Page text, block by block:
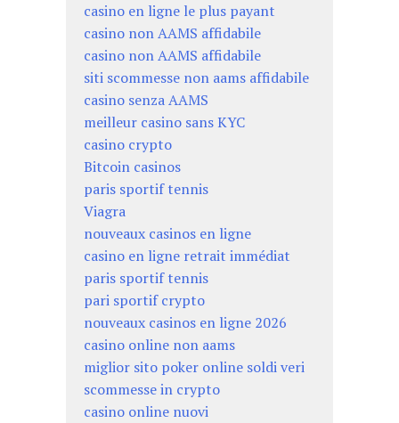
casino en ligne le plus payant
casino non AAMS affidabile
casino non AAMS affidabile
siti scommesse non aams affidabile
casino senza AAMS
meilleur casino sans KYC
casino crypto
Bitcoin casinos
paris sportif tennis
Viagra
nouveaux casinos en ligne
casino en ligne retrait immédiat
paris sportif tennis
pari sportif crypto
nouveaux casinos en ligne 2026
casino online non aams
miglior sito poker online soldi veri
scommesse in crypto
casino online nuovi